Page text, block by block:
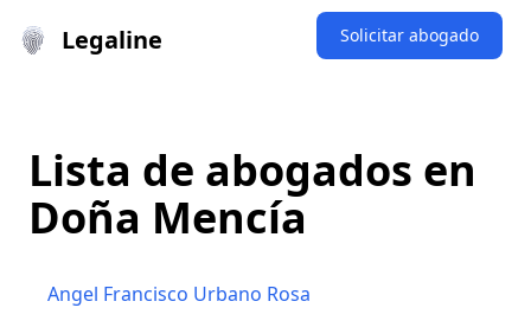
Legaline Solicitar abogado
Lista de abogados en
Doña Mencía
Angel Francisco Urbano Rosa